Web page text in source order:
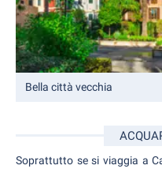
Bella città vecchia
Soprattutto se si viaggia a